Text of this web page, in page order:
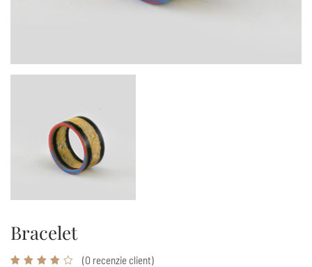
Bracelet
Evaluat
(O recenzie client)